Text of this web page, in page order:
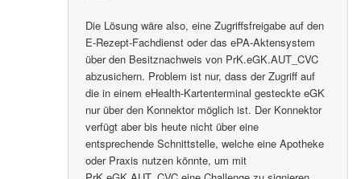
Die Lösung wäre also, eine Zugriffsfreigabe auf den
E-Rezept-Fachdienst oder das ePA-Aktensystem
über den Besitznachweis von PrK.eGK.AUT_CVC
abzusichern. Problem ist nur, dass der Zugriff auf
die in einem eHealth-Kartenterminal gesteckte eGK
nur über den Konnektor möglich ist. Der Konnektor
verfügt aber bis heute nicht über eine
entsprechende Schnittstelle, welche eine Apotheke
oder Praxis nutzen könnte, um mit